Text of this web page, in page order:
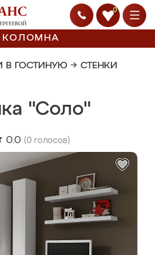
0
КОЛОМНА
В ГОСТИНУЮ → СТЕНКИ
"Соло"
0.0 (0 голосов)